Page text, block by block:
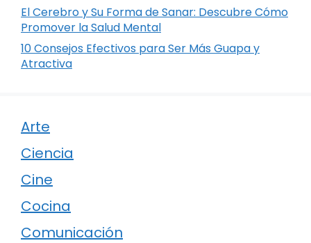
El Cerebro y Su Forma de Sanar: Descubre Cómo
Promover la Salud Mental
10 Consejos Efectivos para Ser Más Guapa y
Atractiva
Arte
Ciencia
Cine
Cocina
Comunicación